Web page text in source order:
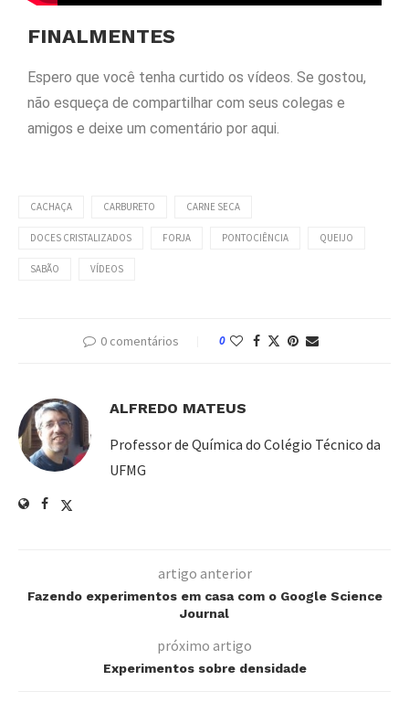
FINALMENTES
Espero que você tenha curtido os vídeos. Se gostou,
não esqueça de compartilhar com seus colegas e
amigos e deixe um comentário por aqui.
CACHAÇA CARBURETO CARNE SECA
DOCES CRISTALIZADOS FORJA PONTOCIÊNCIA QUEIJO
SABÃO VÍDEOS
0 comentários 0
ALFREDO MATEUS
Professor de Química do Colégio Técnico da
UFMG
artigo anterior
Fazendo experimentos em casa com o Google Science
Journal
próximo artigo
Experimentos sobre densidade